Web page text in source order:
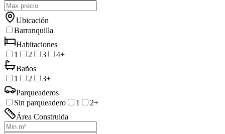
Ubicación
Barranquilla
Habitaciones
1
2 3
4+
Baños
1
2
3+
Parqueaderos
Sin parqueadero
1
2+
Área Construida